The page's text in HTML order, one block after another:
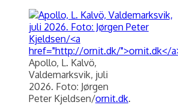
Apollo, L. Kalvö,
Valdemarksvik, juli
2026. Foto: Jørgen
Peter Kjeldsen/ornit.dk.